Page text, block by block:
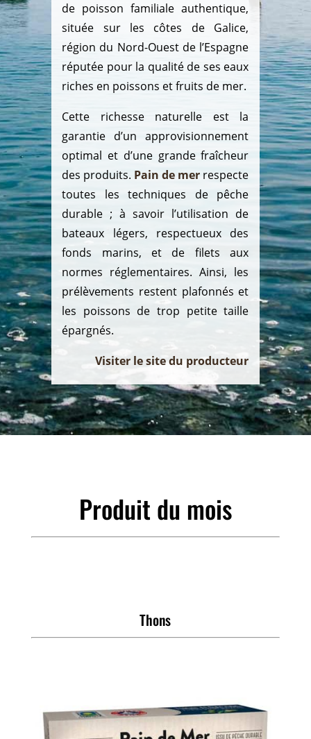
de poisson familiale authentique,
située sur les côtes de Galice,
région du Nord-Ouest de l’Espagne
réputée pour la qualité de ses eaux
riches en poissons et fruits de mer.
Cette richesse naturelle est la
garantie d’un approvisionnement
optimal et d’une grande fraîcheur
des produits. Pain de mer respecte
toutes les techniques de pêche
durable ; à savoir l’utilisation de
bateaux légers, respectueux des
fonds marins, et de filets aux
normes réglementaires. Ainsi, les
prélèvements restent plafonnés et
les poissons de trop petite taille
épargnés.
Visiter le site du producteur
Produit du mois
Thons